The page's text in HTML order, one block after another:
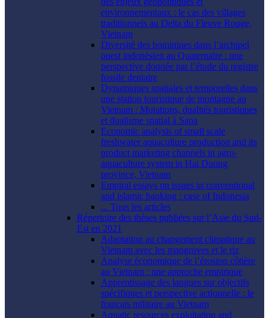
environnementaux : le cas des villages
traditionnels au Delta du Fleuve Rouge,
Vietnam
Diversité des hominines dans l’archipel
ouest indonésien au Quaternaire : une
perspective donnée par l’étude du registre
fossile dentaire
Dynamiques spatiales et temporelles dans
une station touristique de montagne au
Vietnam : Mutations, dualités touristiques
et dualisme spatial à Sapa
Economic analysis of small scale
freshwater aquaculture production and its
product marketing channels in agro-
aquaculture system in Hai Duong
province, Vietnam
Empiral essays on issues in conventional
and islamic banking : case of Indonesia
... Tous les articles
Répertoire des thèses publiées sur l’Asie du Sud-
Est en 2021
Adaptation au changement climatique au
Vietnam avec les mangroves et le riz
Analyse économique de l’érosion côtière
au Vietnam : une approche empirique
Apprentissage des langues sur objectifs
spécifiques et perspective actionnelle : le
français militaire au Vietnam
Aquatic resources exploitation and